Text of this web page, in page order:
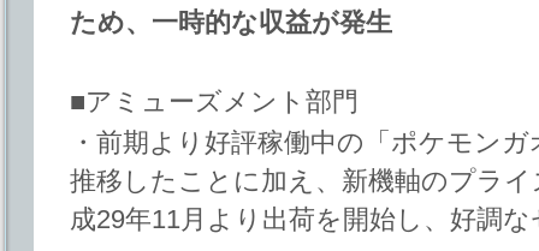
ため、一時的な収益が発生
■アミューズメント部門
・前期より好評稼働中の「ポケモン
推移したことに加え、新機軸のプラ
成29年11月より出荷を開始し、好調